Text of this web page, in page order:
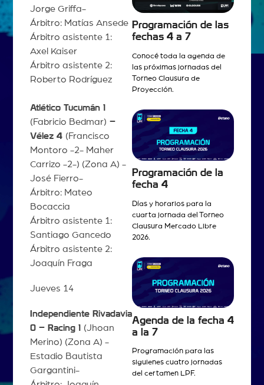
Jorge Griffa-
Árbitro: Matías Ansede
Árbitro asistente 1:
Axel Kaiser
Árbitro asistente 2:
Roberto Rodríguez
Atlético Tucumán 1
(Fabricio Bedmar) –
Vélez 4 (Francisco
Montoro -2- Maher
Carrizo -2-) (Zona A) -
José Fierro-
Árbitro: Mateo
Bocaccia
Árbitro asistente 1:
Santiago Gancedo
Árbitro asistente 2:
Joaquín Fraga
Jueves 14
Independiente Rivadavia
0 – Racing 1 (Jhoan
Merino) (Zona A) -
Estadio Bautista
Gargantini-
Programación de las
fechas 4 a 7
Conocé toda la agenda de
las próximas jornadas del
Torneo Clausura de
Proyección.
Programación de la
fecha 4
Días y horarios para la
cuarta jornada del Torneo
Clausura Mercado Libre
2026.
Agenda de la fecha 4
a la 7
Programación para las
siguienes cuatro jornadas
del certamen LPF.